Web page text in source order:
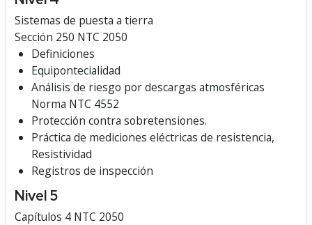
Sistemas de puesta a tierra
Sección 250 NTC 2050
Definiciones
Equipontecialidad
Análisis de riesgo por descargas atmosféricas
Norma NTC 4552
Protección contra sobretensiones.
Práctica de mediciones eléctricas de resistencia,
Resistividad
Registros de inspección
Nivel 5
Capítulos 4 NTC 2050